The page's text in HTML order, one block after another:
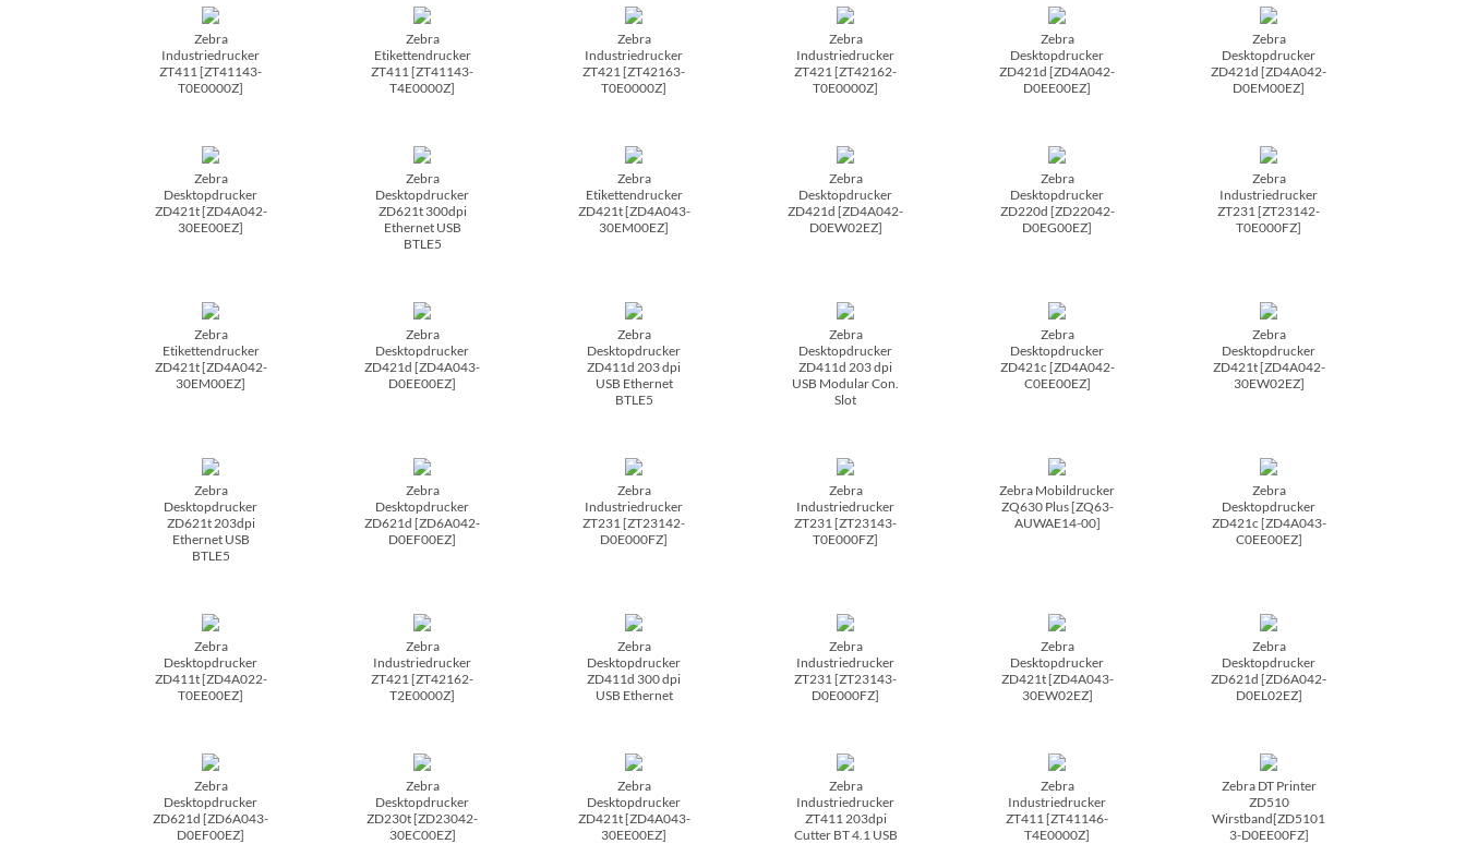
Zebra
Industriedrucker
ZT411 [ZT41143-
T0E0000Z]
Zebra
Etikettendrucker
ZT411 [ZT41143-
T4E0000Z]
Zebra
Industriedrucker
ZT421 [ZT42163-
T0E0000Z]
Zebra
Industriedrucker
ZT421 [ZT42162-
T0E0000Z]
Zebra
Desktopdrucker
ZD421d [ZD4A042-
D0EE00EZ]
Zebra
Desktopdrucker
ZD421d [ZD4A042-
D0EM00EZ]
Zebra
Desktopdrucker
ZD421t [ZD4A042-
30EE00EZ]
Zebra
Desktopdrucker
ZD621t 300dpi
Ethernet USB
BTLE5
Zebra
Etikettendrucker
ZD421t [ZD4A043-
30EM00EZ]
Zebra
Desktopdrucker
ZD421d [ZD4A042-
D0EW02EZ]
Zebra
Desktopdrucker
ZD220d [ZD22042-
D0EG00EZ]
Zebra
Industriedrucker
ZT231 [ZT23142-
T0E000FZ]
Zebra
Etikettendrucker
ZD421t [ZD4A042-
30EM00EZ]
Zebra
Desktopdrucker
ZD421d [ZD4A043-
D0EE00EZ]
Zebra
Desktopdrucker
ZD411d 203 dpi
USB Ethernet
BTLE5
Zebra
Desktopdrucker
ZD411d 203 dpi
USB Modular Con.
Slot
Zebra
Desktopdrucker
ZD421c [ZD4A042-
C0EE00EZ]
Zebra
Desktopdrucker
ZD421t [ZD4A042-
30EW02EZ]
Zebra
Desktopdrucker
ZD621t 203dpi
Ethernet USB
BTLE5
Zebra
Desktopdrucker
ZD621d [ZD6A042-
D0EF00EZ]
Zebra
Industriedrucker
ZT231 [ZT23142-
D0E000FZ]
Zebra
Industriedrucker
ZT231 [ZT23143-
T0E000FZ]
Zebra Mobildrucker
ZQ630 Plus [ZQ63-
AUWAE14-00]
Zebra
Desktopdrucker
ZD421c [ZD4A043-
C0EE00EZ]
Zebra
Desktopdrucker
ZD411t [ZD4A022-
T0EE00EZ]
Zebra
Industriedrucker
ZT421 [ZT42162-
T2E0000Z]
Zebra
Desktopdrucker
ZD411d 300 dpi
USB Ethernet
Zebra
Industriedrucker
ZT231 [ZT23143-
D0E000FZ]
Zebra
Desktopdrucker
ZD421t [ZD4A043-
30EW02EZ]
Zebra
Desktopdrucker
ZD621d [ZD6A042-
D0EL02EZ]
Zebra
Desktopdrucker
ZD621d [ZD6A043-
D0EF00EZ]
Zebra
Desktopdrucker
ZD230t [ZD23042-
30EC00EZ]
Zebra
Desktopdrucker
ZD421t [ZD4A043-
30EE00EZ]
Zebra
Industriedrucker
ZT411 203dpi
Cutter BT 4.1 USB
Zebra
Industriedrucker
ZT411 [ZT41146-
T4E0000Z]
Zebra DT Printer
ZD510
Wirstband[ZD5101
3-D0EE00FZ]